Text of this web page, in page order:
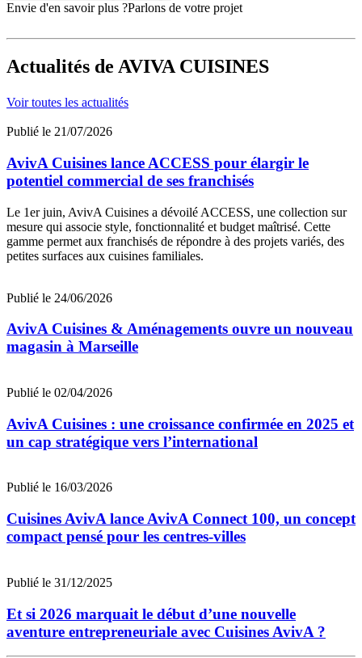
Envie d'en savoir plus ?Parlons de votre projet
Actualités de AVIVA CUISINES
Voir toutes les actualités
Publié le 21/07/2026
AvivA Cuisines lance ACCESS pour élargir le
potentiel commercial de ses franchisés
Le 1er juin, AvivA Cuisines a dévoilé ACCESS, une collection sur
mesure qui associe style, fonctionnalité et budget maîtrisé. Cette
gamme permet aux franchisés de répondre à des projets variés, des
petites surfaces aux cuisines familiales.
Publié le 24/06/2026
AvivA Cuisines & Aménagements ouvre un nouveau
magasin à Marseille
Publié le 02/04/2026
AvivA Cuisines : une croissance confirmée en 2025 et
un cap stratégique vers l’international
Publié le 16/03/2026
Cuisines AvivA lance AvivA Connect 100, un concept
compact pensé pour les centres-villes
Publié le 31/12/2025
Et si 2026 marquait le début d’une nouvelle
aventure entrepreneuriale avec Cuisines AvivA ?